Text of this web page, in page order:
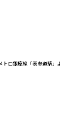
ロ銀座線「表参道駅」